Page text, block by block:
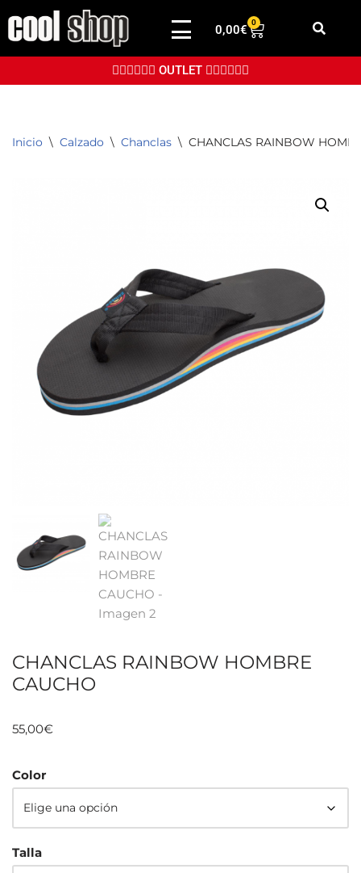
Saltar
contenido
0,00€
0
👉🏼👉🏼👉🏼 OUTLET 👈🏼👈🏼👈🏼
Inicio \ Calzado \ Chanclas \ CHANCLAS RAINBOW
CHANCLAS RAINBOW HOMBRE
CAUCHO
55,00€
Color
Talla